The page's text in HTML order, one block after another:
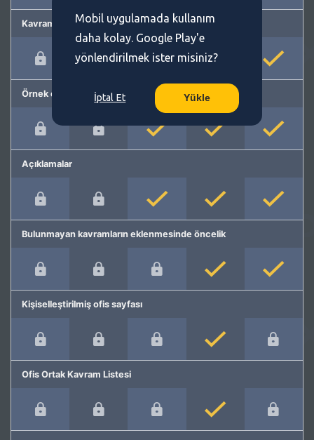
Kavram önerme
Örnek cümleler
Açıklamalar
Bulunmayan kavramların eklenmesinde öncelik
Kişiselleştirilmiş ofis sayfası
Ofis Ortak Kavram Listesi
Mobil uygulamada kullanım
daha kolay. Google Play'e
yönlendirilmek ister misiniz?
İptal Et Yükle